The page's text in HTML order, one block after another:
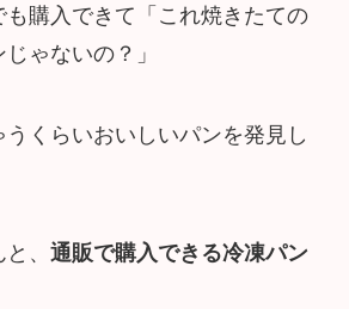
も購入できて「これ焼きたての
ゃないの？」
くらいおいしいパンを発見し
、 通販で購入できる冷凍パン